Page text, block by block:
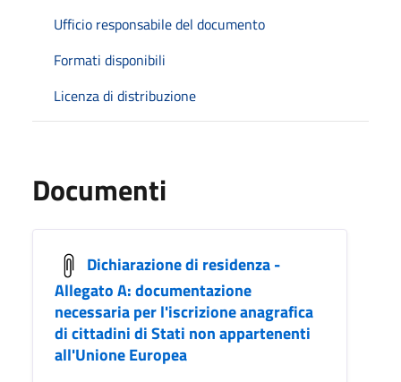
Ufficio responsabile del documento
Formati disponibili
Licenza di distribuzione
Documenti
Dichiarazione di residenza -
Allegato A: documentazione
necessaria per l'iscrizione anagrafica
di cittadini di Stati non appartenenti
all'Unione Europea